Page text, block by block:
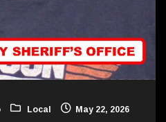
Local May 22, 2026